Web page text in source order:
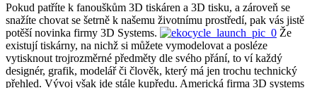
Pokud patříte k fanouškům 3D tiskáren a 3D tisku, a zároveň se
snažíte chovat se šetrně k našemu životnímu prostředí, pak vás jistě
potěší novinka firmy 3D Systems.
Že
existují tiskárny, na nichž si můžete vymodelovat a posléze
vytisknout trojrozměrné předměty dle svého přání, to ví každý
designér, grafik, modelář či člověk, který má jen trochu technický
přehled. Vývoj však jde stále kupředu. Americká firma 3D systems